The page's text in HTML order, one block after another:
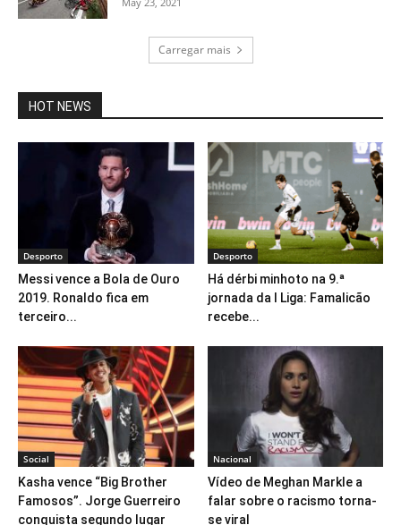
Carregar mais
HOT NEWS
Desporto
Messi vence a Bola de Ouro
2019. Ronaldo fica em
terceiro...
Desporto
Há dérbi minhoto na 9.ª
jornada da I Liga: Famalicão
recebe...
Social
Kasha vence “Big Brother
Famosos”. Jorge Guerreiro
conquista segundo lugar
Nacional
Vídeo de Meghan Markle a
falar sobre o racismo torna-
se viral